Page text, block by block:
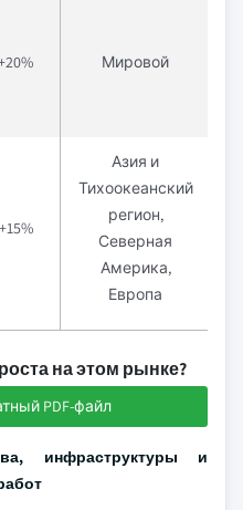
Мировой
+15%
Азия и
Тихоокеанский
регион,
Северная
Америка,
Европа
на этом рынке?
PDF-файл
инфраструктуры и